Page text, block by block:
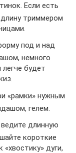
Если есть
триммером
под и над
немного
будет
«рамки» нужным
гелем.
длинную
короткие
«хвостику» дуги,